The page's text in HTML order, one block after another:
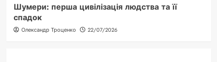
Шумери: перша цивілізація людства та її
спадок
Олександр Троценко 22/07/2026